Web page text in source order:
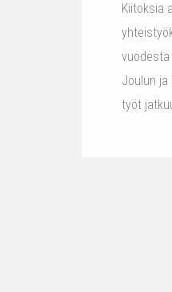
Kiitoksia
vuodesta
Joulun ja
työt